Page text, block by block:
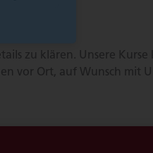
zu klären. Unsere
vor Ort, auf Wunsch mit